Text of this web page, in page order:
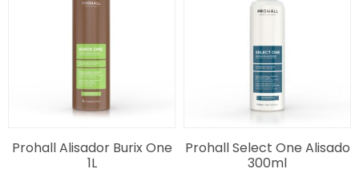
Prohall Alisador Burix One
1L
Prohall Select One Alisado
300ml